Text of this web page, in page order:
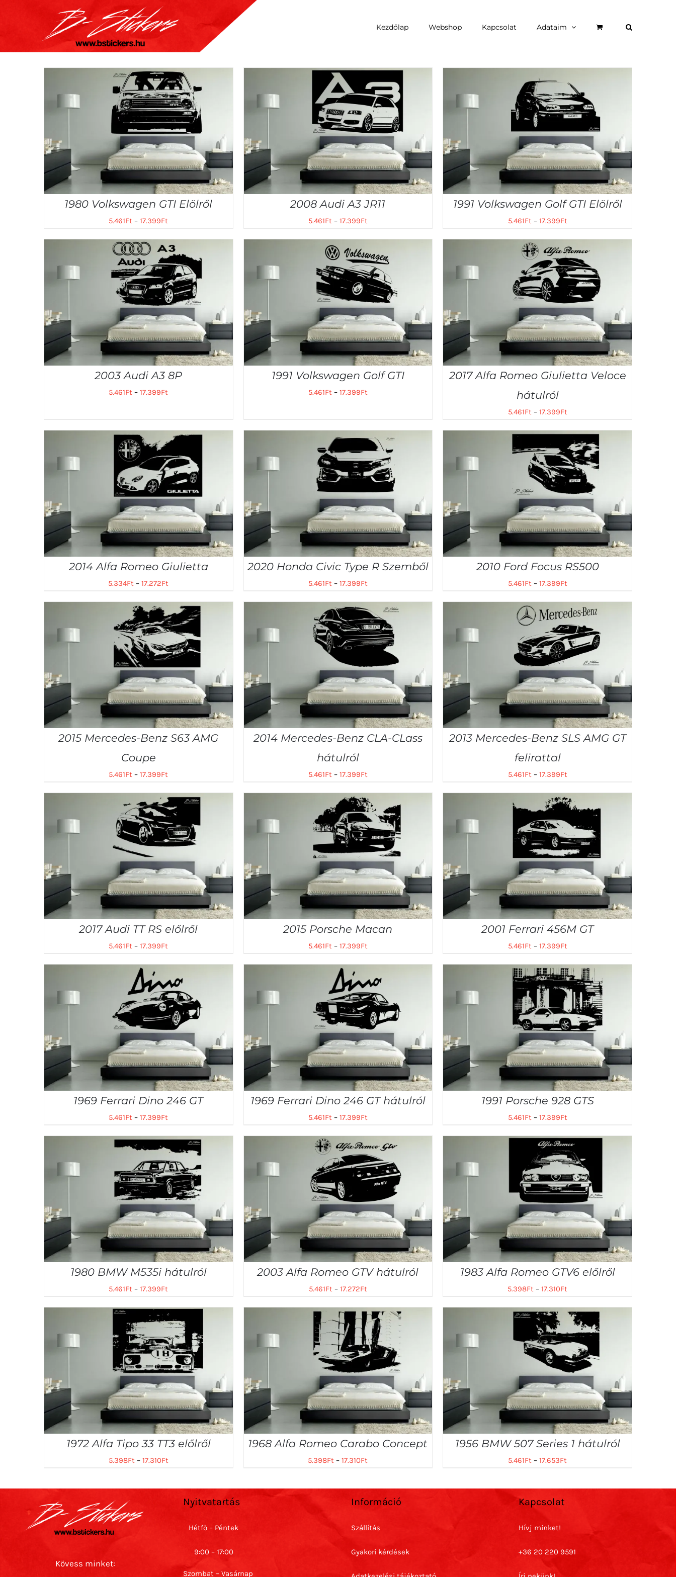
Kezdőlap Webshop Kapcsolat Adataim
1980 Volkswagen GTI Elölről
5.461Ft –17.399Ft
2008 Audi A3 JR11
5.461Ft– 17.399Ft
1991 Volkswagen Golf GTI Elölről
5.461Ft– 17.399Ft
2003 Audi A3 8P
5.461Ft –17.399Ft
1991 Volkswagen Golf GTI
5.461Ft– 17.399Ft
2017 Alfa Romeo Giulietta Veloce
hátulról
5.461Ft– 17.399Ft
2014 Alfa Romeo Giulietta
5.334Ft –17.272Ft
2020 Honda Civic Type R Szemből
5.461Ft– 17.399Ft
2010 Ford Focus RS500
5.461Ft– 17.399Ft
2015 Mercedes-Benz S63 AMG
Coupe
5.461Ft –17.399Ft
2014 Mercedes-Benz CLA-CLass
hátulról
5.461Ft– 17.399Ft
2013 Mercedes-Benz SLS AMG GT
felirattal
5.461Ft– 17.399Ft
2017 Audi TT RS előlről
5.461Ft –17.399Ft
2015 Porsche Macan
5.461Ft– 17.399Ft
2001 Ferrari 456M GT
5.461Ft– 17.399Ft
1969 Ferrari Dino 246 GT
5.461Ft –17.399Ft
1969 Ferrari Dino 246 GT hátulról
5.461Ft– 17.399Ft
1991 Porsche 928 GTS
5.461Ft– 17.399Ft
1980 BMW M535i hátulról
5.461Ft –17.399Ft
2003 Alfa Romeo GTV hátulról
5.461Ft– 17.272Ft
1983 Alfa Romeo GTV6 előlről
5.398Ft –17.310Ft
1972 Alfa Tipo 33 TT3 előlről
5.398Ft– 17.310Ft
1968 Alfa Romeo Carabo Concept
5.398Ft –17.310Ft
1956 BMW 507 Series 1 hátulról
5.461Ft –17.653Ft
Kövess minket:
Nyitvatartás
Hétfő – Péntek
9:00 – 17:00
Szombat – Vasárnap
Információ
Szállítás
Gyakori kérdések
Kapcsolat
Hívj minket!
+36 20 220 9591